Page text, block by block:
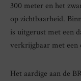
300 meter en het
op zichtbaarheid.
is uitgerust met een
verkrijgbaar met een
Het aardige aan de